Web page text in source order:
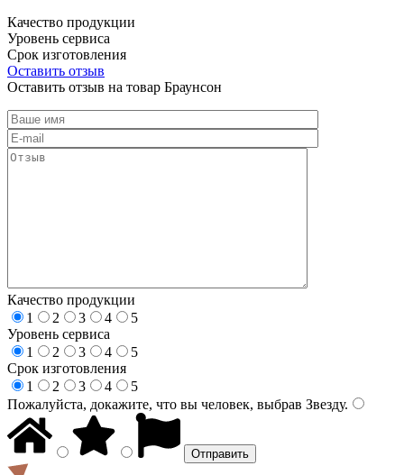
Качество продукции
Уровень сервиса
Срок изготовления
Оставить отзыв
Оставить отзыв на товар Браунсон
Качество продукции
1
2 3 4
5
Уровень сервиса
1
2 3 4
5
Срок изготовления
1
2 3 4
5
Пожалуйста, докажите, что вы человек, выбрав Звезду.